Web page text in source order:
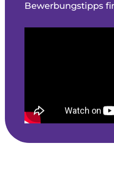
Bewerbungstipps